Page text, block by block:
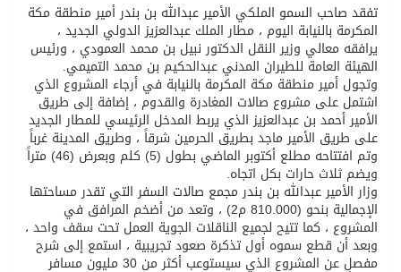
تفقد صاحب السمو الملكي الأمير عبدالله بن بندر أمير منطقة مكة
المكرمة بالنيابة اليوم ، مطار الملك عبدالعزيز الدولي الجديد ،
يرافقه معالي وزير النقل الدكتور نبيل بن محمد العمودي ، ورئيس
الهيئة العامة للطيران المدني عبدالحكيم بن محمد التميمي.
وتجول أمير منطقة مكة المكرمة بالنيابة في أرجاء المشروع الذي
اشتمل على مشروع صالات المغادرة والقدوم ، إضافة إلى طريق
الأمير أحمد بن عبدالعزيز الذي يربط المدخل الرئيسي للمطار الجديد
على طريق الأمير ماجد بطريق الحرمين شرقاً ، وطريق المدينة غرباً
وتم افتتاحه مطلع أكتوبر الماضي بطول (5) كلم وبعرض (46) متراً
ويضم ثلاث حارات بكل اتجاه.
وزار الأمير عبدالله بن بندر مجمع صالات السفر التي تقدر مساحتها
الإجمالية بنحو (810.000 م2) ، وتعد من أضخم المرافق في
المشروع ، كما تتيح لجميع الناقلات الجوية العمل تحت سقف واحد ،
وبعد أن قطع سموه أول تذكرة صعود تجريبية ، استمع إلى شرح
مفصل عن المشروع الذي سيستوعب أكثر من 30 مليون مسافر